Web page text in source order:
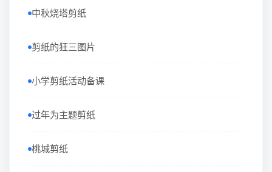
中秋烧塔剪纸
剪纸的狂三图片
小学剪纸活动备课
过年为主题剪纸
桃城剪纸